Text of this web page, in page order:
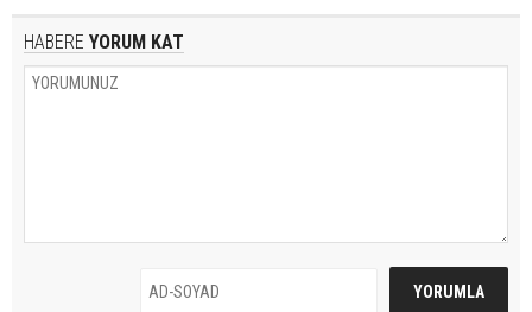
HABERE YORUM KAT